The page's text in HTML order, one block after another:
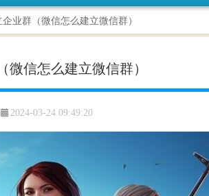
业群（微信怎么建立微信群）
信怎么建立微信群）
2024-03-24 09:49:20